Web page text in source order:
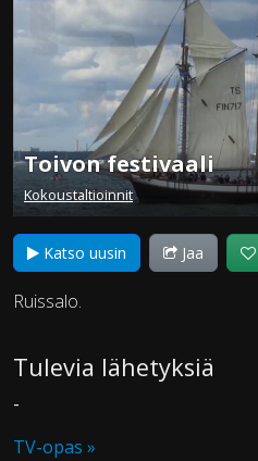
Toivon festivaali
Kokoustaltioinnit
Katso uusin Jaa
Ruissalo.
Tulevia lähetyksiä
-
TV-opas »